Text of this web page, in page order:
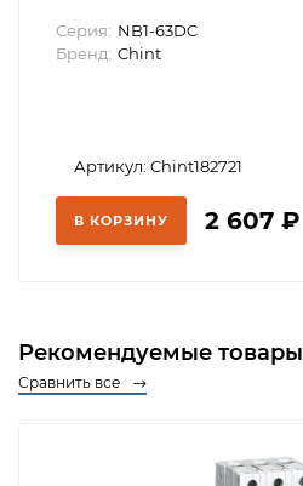
Серия: NB1-63DC
Бренд: Chint
Артикул: Chint182721
В КОРЗИНУ 2 607 ₽
Рекомендуемые товары
Сравнить все